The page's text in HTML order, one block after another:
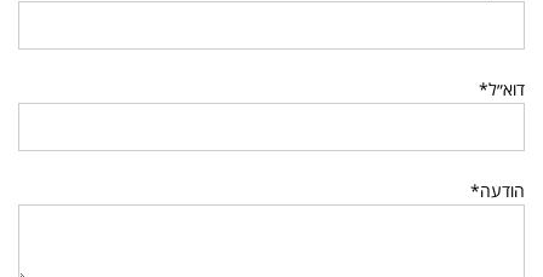
דוא״ל*
הודעה*